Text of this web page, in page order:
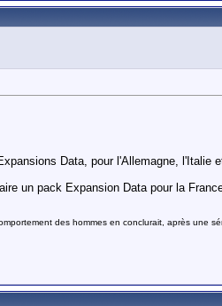
Data, pour l'Allemagne, l'Italie
un pack Expansion Data pour la
des hommes en conclurait, après une